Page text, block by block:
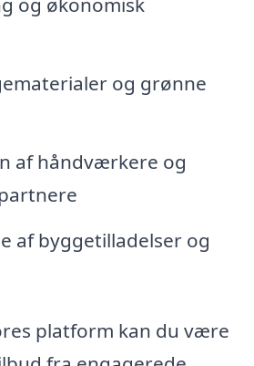
og grønne
af håndværkere og
af byggetilladelser og
platform kan du være